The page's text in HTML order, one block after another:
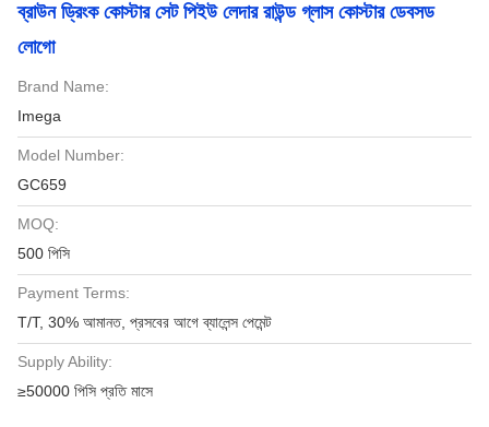
ব্রাউন ড্রিংক কোস্টার সেট পিইউ লেদার রাউন্ড গ্লাস কোস্টার ডেবসড
লোগো
Brand Name:
Imega
Model Number:
GC659
MOQ:
500 পিসি
Payment Terms:
T/T, 30% আমানত, প্রসবের আগে ব্যালেন্স পেমেন্ট
Supply Ability:
≥50000 পিসি প্রতি মাসে